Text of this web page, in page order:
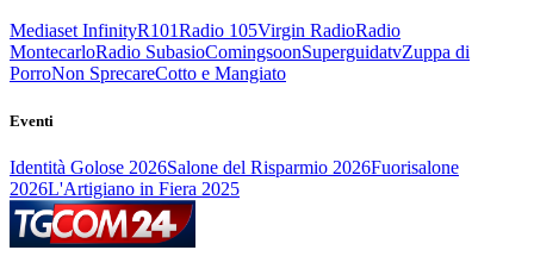
Mediaset InfinityR101Radio 105Virgin RadioRadio
MontecarloRadio SubasioComingsoonSuperguidatvZuppa di
PorroNon SprecareCotto e Mangiato
Eventi
Identità Golose 2026Salone del Risparmio 2026Fuorisalone
2026L'Artigiano in Fiera 2025